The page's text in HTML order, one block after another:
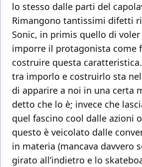
lo stesso dalle parti del
Rimangono tantissimi difetti
Sonic, in primis quello di
imporre il protagonista come
costruire questa
tra imporlo e costruirlo sta
di apparire a noi in una certa
detto che lo è; invece che
quel fascino cool dalle azioni
questo è veicolato dalle
in materia (mancava davvero
girato all’indietro e lo